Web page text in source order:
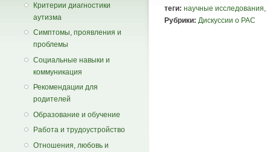
Критерии диагностики
аутизма
Симптомы, проявления и
проблемы
Социальные навыки и
коммуникация
Рекомендации для
родителей
Образование и обучение
Работа и трудоустройство
Отношения, любовь и
теги: научные исследования
Рубрики: Дискуссии о РАС